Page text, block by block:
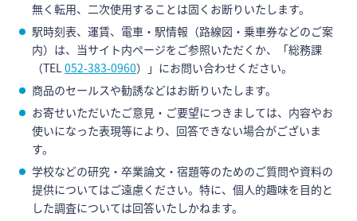
無く転用、二次使用することは固くお断りいたします。
駅時刻表、運賃、電車・駅情報（路線図・乗車券などのご案
内）は、当サイト内ページをご参照いただくか、「総務課
（TEL052-383-0960）」にお問い合わせください。
商品のセールスや勧誘などはお断りいたします。
お寄せいただいたご意見・ご要望につきましては、内容やお
使いになった表現等により、回答できない場合がございま
す。
学校などの研究・卒業論文・宿題等のためのご質問や資料の
提供についてはご遠慮ください。特に、個人的趣味を目的と
した調査については回答いたしかねます。